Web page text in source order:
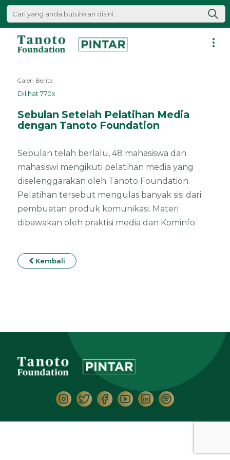
Lewati
|
Tanoto
Galeri Berita
Dilihat 770x
Sebulan Setelah Pelatihan Media
dengan Tanoto Foundation
Sebulan telah berlalu, 48 mahasiswa dan
mahasiswi mengikuti pelatihan media yang
diselenggarakan oleh Tanoto Foundation.
Pelatihan tersebut mengulas banyak sisi dari
pembuatan produk komunikasi. Materi
dibawakan oleh praktisi media dan Kominfo.
Kembali